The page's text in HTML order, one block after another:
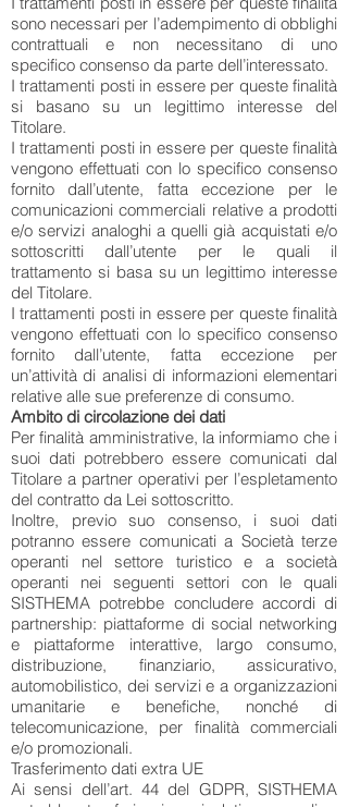
sono necessari per l’adempimento di obblighi
contrattuali e non necessitano di uno
specifico consenso da parte dell’interessato.
I trattamenti posti in essere per queste finalità
si basano su un legittimo interesse del
Titolare.
I trattamenti posti in essere per queste finalità
vengono effettuati con lo specifico consenso
fornito dall’utente, fatta eccezione per le
comunicazioni commerciali relative a prodotti
e/o servizi analoghi a quelli già acquistati e/o
sottoscritti dall’utente per le quali il
trattamento si basa su un legittimo interesse
del Titolare.
I trattamenti posti in essere per queste finalità
vengono effettuati con lo specifico consenso
fornito dall’utente, fatta eccezione per
un’attività di analisi di informazioni elementari
relative alle sue preferenze di consumo.
Ambito di circolazione dei dati
Per finalità amministrative, la informiamo che i
suoi dati potrebbero essere comunicati dal
Titolare a partner operativi per l’espletamento
del contratto da Lei sottoscritto.
Inoltre, previo suo consenso, i suoi dati
potranno essere comunicati a Società terze
operanti nel settore turistico e a società
operanti nei seguenti settori con le quali
SISTHEMA potrebbe concludere accordi di
partnership: piattaforme di social networking
e piattaforme interattive, largo consumo,
distribuzione, finanziario, assicurativo,
automobilistico, dei servizi e a organizzazioni
umanitarie e benefiche, nonché di
telecomunicazione, per finalità commerciali
e/o promozionali.
Trasferimento dati extra UE
Ai sensi dell’art. 44 del GDPR, SISTHEMA